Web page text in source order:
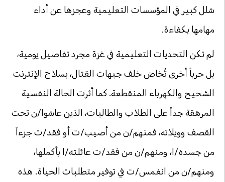
شلل كبير في المؤسسات التعليمية وعجزها عن أداء
مهامها بكفاءة.
لم تكن التحديات التعليمية في غزة مجرد تفاصيل يومية،
بل حرباً أخرى تُخاض خلف جبهات القتال، بسلاح الإنترنت
الشحيح والكهرباء المنقطعة. كما أثرت الحالة النفسية
المرهقة جداً على الطلاب والطالبات، الذين عاشوا/ن تحت
القصف وويلاته، فمنهم/ن من أصيب/ت أو فقد/ت جزءاً
من جسده/ا، ومنهم/ن من فقد/ت عائلته/ا بأكملها،
ومنهم/ن من انغمس/ت في توفير متطلبات الحياة. هذه